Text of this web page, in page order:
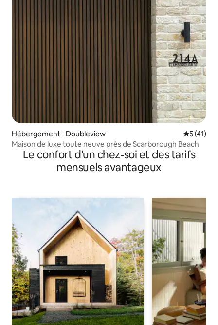
Hébergement ⋅ Doubleview
5 (41)
Maison de luxe toute neuve près de Scarborough Beach
Le confort d'un chez-soi et des tarifs
mensuels avantageux